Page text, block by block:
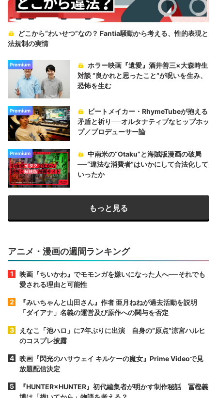
どこから“わいせつ”なの？ Fantia騒動から考える、性的表現と
法規制の実情
Premium
ホラー映画『遺愛』酒井善三×大森時生
対談 “良かれと思ったこと“が呪いを生み、
恐怖を生む
Premium
ビートメイカー・RhymeTubeが抱える
矛盾と祈り──オルタナティブなヒップホッ
プ／プロデューサー論
Premium
中南米の“Otaku”と海賊版漫画の破局
──“違法な消費者”はいかにして合法化して
いったか
もっと見る
アニメ・漫画の週間ランキング
映画『ちいかわ』でモモンガを嫌いになった人へ──それでも
愛される理由と可能性
『みいちゃんと山田さん』作者 亜月ねねが過去活動を説明
「ダイアナ」名義の運営及び原作への関与を否定
えなこ「池ハロ」に7年ぶりに出演 自身の“原点”涼宮ハルヒ
のコスプレ披露
映画『閃光のハサウェイ キルケーの魔女』Prime Videoで見
放題配信決定
『HUNTER×HUNTER』初代編集者が明かす制作秘話 冨樫義